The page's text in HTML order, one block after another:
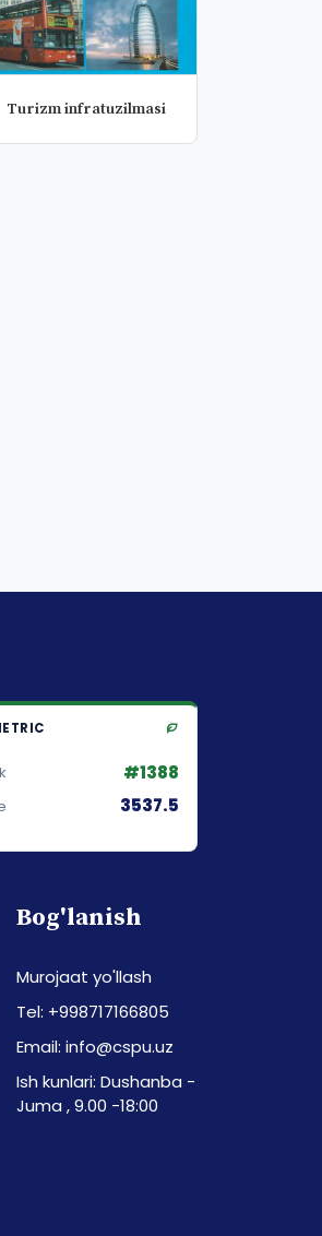
Turizm infratuzilmasi
#1388
3537.5
Bog'lanish
Murojaat yo'llash
Tel: +998717166805
Email: info@cspu.uz
Ish kunlari: Dushanba -
Juma , 9.00 -18:00